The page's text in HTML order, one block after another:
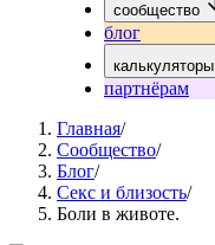
сообщество
блог
калькуляторы
партнёрам
Главная/
Сообщество/
Блог/
Секс и близость/
Боли в животе.